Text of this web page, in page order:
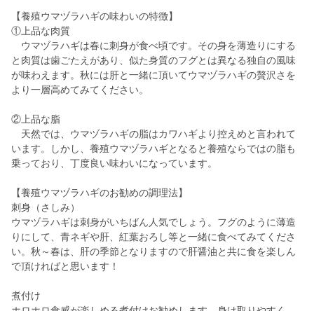
【養殖ウマヅラハギの味わいの特徴】
①上品な肉質
ウマヅラハギは春に刺身が食べ頃です。その身を薄造りにする
と肉質は歯ごたえがあり、似た身質のフグとは異なる独自の風味
が味わえます。秋には肝と一緒に頂いてウマヅラハギの贅沢さを
より一層高めてみてください。
②上品な脂
天然では、ウマヅラハギの脂はカワハギより控えめと言われて
います。しかし、養殖ウマヅラハギとなると養殖ならではの脂も
乗っており、丁度良い味わいになっています。
【養殖ウマヅラハギのお勧めの調理法】
刺身（さしみ）
ウマヅラハギは刺身がいちばん人気でしょう。フグのように薄造
りにして、青ネギや肝、紅葉おろし等と一緒に食べてみてくださ
い。秋～春は、肝の季節となりますので肝醤油と共に食を楽しん
で頂ければと思います！
煮付け